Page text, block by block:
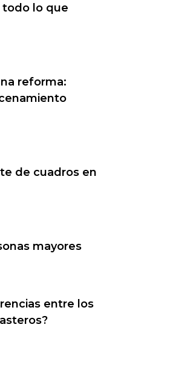
todo lo que
reforma:
de cuadros en
mayores
entre los